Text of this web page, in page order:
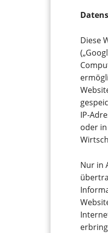
Diese
IP-
oder
Nur in